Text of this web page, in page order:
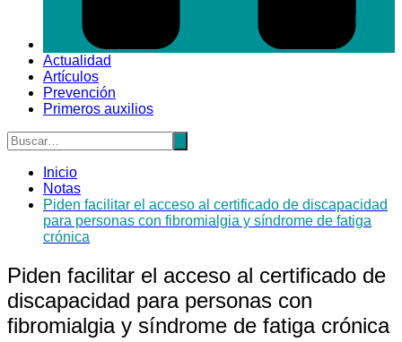
Actualidad
Artículos
Prevención
Primeros auxilios
Inicio
Notas
Piden facilitar el acceso al certificado de discapacidad
para personas con fibromialgia y síndrome de fatiga
crónica
Piden facilitar el acceso al certificado de
discapacidad para personas con
fibromialgia y síndrome de fatiga crónica